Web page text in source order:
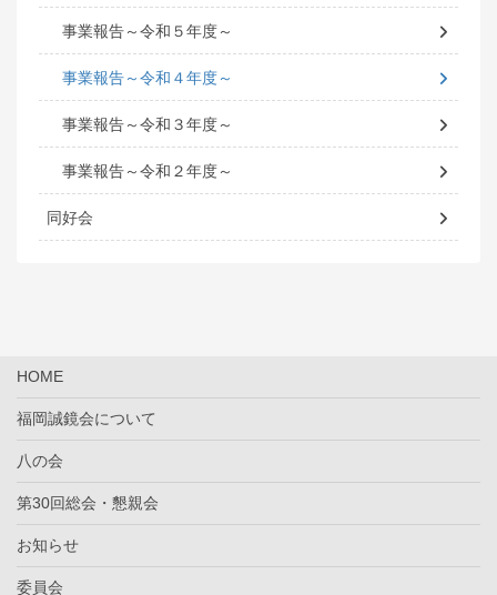
事業報告～令和５年度～
事業報告～令和４年度～
事業報告～令和３年度～
事業報告～令和２年度～
同好会
HOME
福岡誠鏡会について
八の会
第30回総会・懇親会
お知らせ
委員会